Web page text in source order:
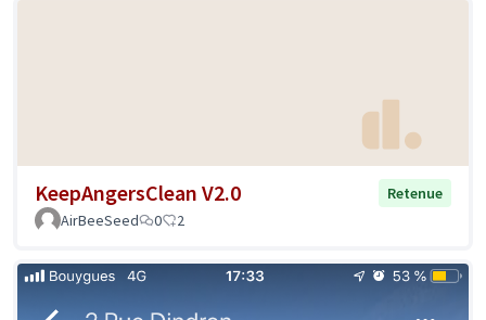
KeepAngersClean V2.0
Retenue
AirBeeSeed
0 2